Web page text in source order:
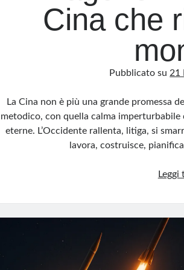
Cina che
Pubblicato su 21
La Cina non è più una grande promessa
metodico, con quella calma
eterne. L’Occidente rallenta, litiga, si
lavora, costruisce,